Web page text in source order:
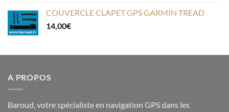
COUVERCLE CLAPET GPS GARMIN TREAD
14,00€
A PROPOS
Baroud, votre spécialiste en navigation GPS dans les